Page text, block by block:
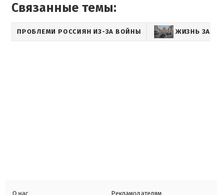
Связанные темы:
ПРОБЛЕМИ РОССИЯН ИЗ-ЗА ВОЙНЫ ЖИЗНЬ ЗА
О нас Рекламодателям